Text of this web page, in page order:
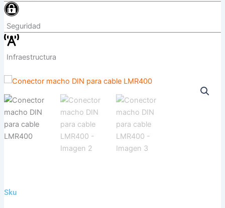
Seguridad
Infraestructura
Sku